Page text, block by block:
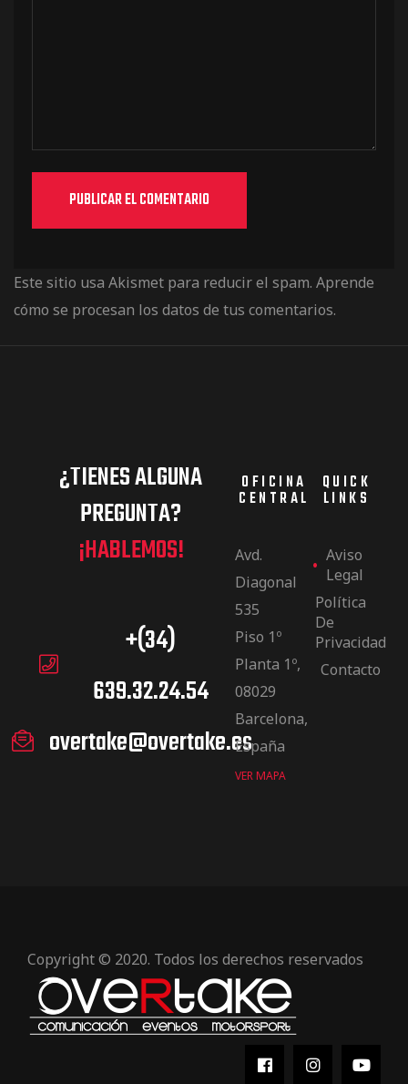
Este sitio usa Akismet para reducir el spam. Aprende
cómo se procesan los datos de tus comentarios.
¿TIENES ALGUNA
PREGUNTA?
¡HABLEMOS!
+(34)
639.32.24.54
overtake@overtake.es
OFICINA
CENTRAL
Avd.
Diagonal
535
Piso 1º
Planta 1º,
08029
Barcelona,
España
VER MAPA
QUICK
LINKS
Aviso
Legal
Política
De
Privacidad
Contacto
Copyright © 2020. Todos los derechos reservados